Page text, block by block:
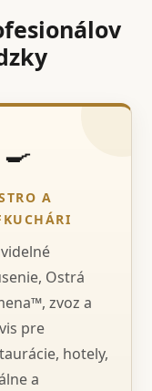
A
Ostrá
zvoz a
pre
hotely,
a